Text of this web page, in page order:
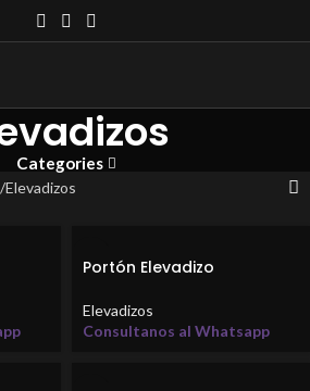
Categories
Elevadizos
Portón Elevadizo
Elevadizos
Consultanos al Whatsapp